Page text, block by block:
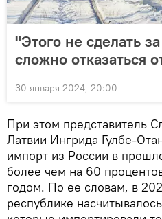
"Этого не сделать
сложно отказаться
30 января 2024, 20:00
При этом представитель
Латвии Ингрида Гулбе-
импорт из России в
более чем на 60
годом. По ее словам, в
республике